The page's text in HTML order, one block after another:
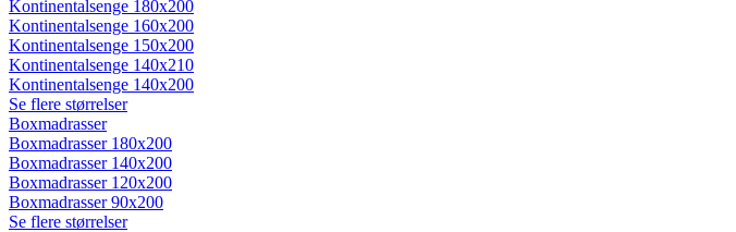
Kontinentalsenge 180x200
Kontinentalsenge 160x200
Kontinentalsenge 150x200
Kontinentalsenge 140x210
Kontinentalsenge 140x200
Se flere størrelser
Boxmadrasser
Boxmadrasser 180x200
Boxmadrasser 140x200
Boxmadrasser 120x200
Boxmadrasser 90x200
Se flere størrelser